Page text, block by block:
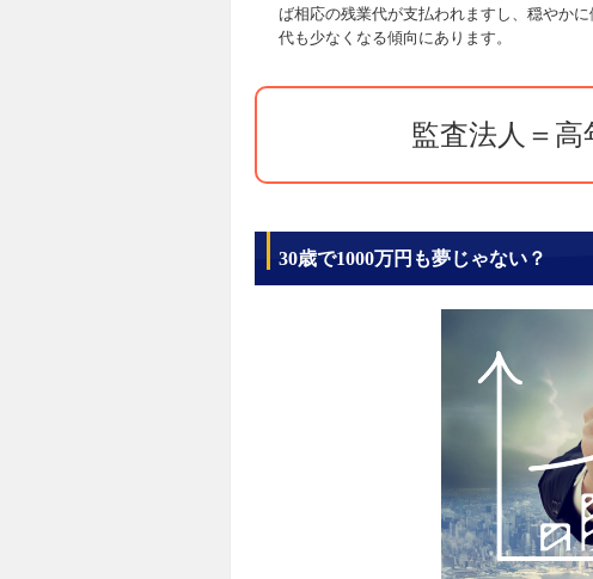
ば相応の残業代が支払われますし、穏やか
代も少なくなる傾向にあります。
監査法人＝
30歳で1000万円も夢じゃない？